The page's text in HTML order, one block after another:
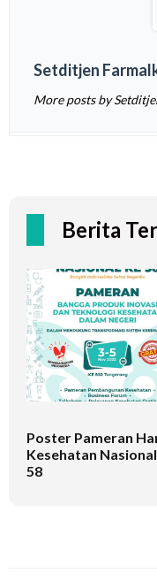
Setditjen
More posts by
Berita
Poster Pameran
Kesehatan
58